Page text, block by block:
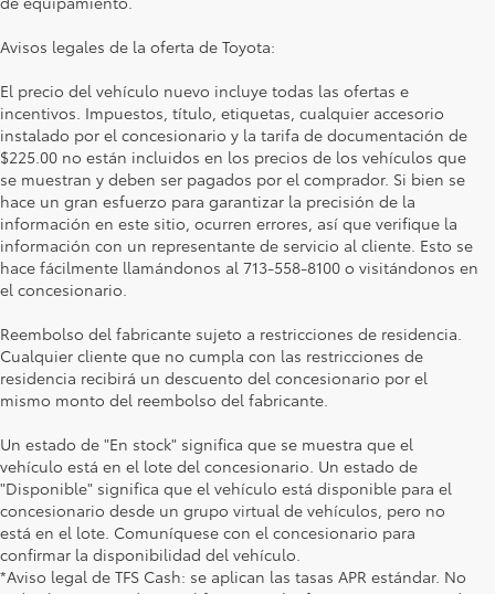
Avisos legales de la oferta de Toyota:
El precio del vehículo nuevo incluye todas las ofertas e
incentivos. Impuestos, título, etiquetas, cualquier accesorio
instalado por el concesionario y la tarifa de documentación de
$225.00 no están incluidos en los precios de los vehículos que
se muestran y deben ser pagados por el comprador. Si bien se
hace un gran esfuerzo para garantizar la precisión de la
información en este sitio, ocurren errores, así que verifique la
información con un representante de servicio al cliente. Esto se
hace fácilmente llamándonos al 713-558-8100 o visitándonos en
el concesionario.
Reembolso del fabricante sujeto a restricciones de residencia.
Cualquier cliente que no cumpla con las restricciones de
residencia recibirá un descuento del concesionario por el
mismo monto del reembolso del fabricante.
Un estado de "En stock" significa que se muestra que el
vehículo está en el lote del concesionario. Un estado de
"Disponible" significa que el vehículo está disponible para el
concesionario desde un grupo virtual de vehículos, pero no
está en el lote. Comuníquese con el concesionario para
confirmar la disponibilidad del vehículo.
*Aviso legal de TFS Cash: se aplican las tasas APR estándar. No